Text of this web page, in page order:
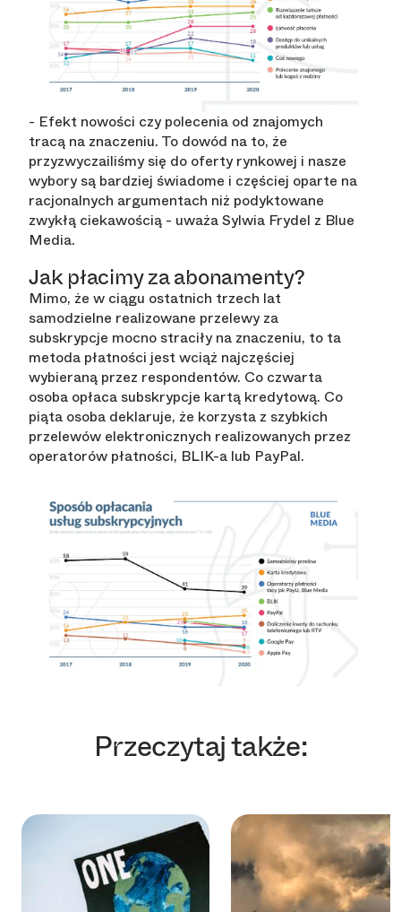
- Efekt nowości czy polecenia od znajomych
tracą na znaczeniu. To dowód na to, że
przyzwyczailiśmy się do oferty rynkowej i nasze
wybory są bardziej świadome i częściej oparte na
racjonalnych argumentach niż podyktowane
zwykłą ciekawością - uważa Sylwia Frydel z Blue
Media.
Jak płacimy za abonamenty?
Mimo, że w ciągu ostatnich trzech lat
samodzielne realizowane przelewy za
subskrypcje mocno straciły na znaczeniu, to ta
metoda płatności jest wciąż najczęściej
wybieraną przez respondentów. Co czwarta
osoba opłaca subskrypcje kartą kredytową. Co
piąta osoba deklaruje, że korzysta z szybkich
przelewów elektronicznych realizowanych przez
operatorów płatności, BLIK-a lub PayPal.
Przeczytaj także: